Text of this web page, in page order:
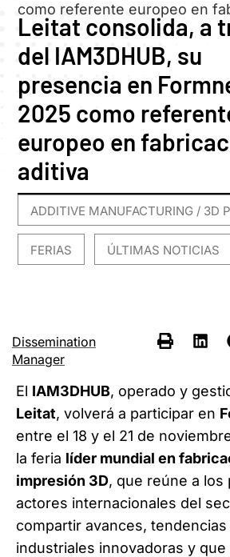
como referente europeo en
Leitat consolida, a
del IAM3DHUB, su
presencia en
2025 como
europeo en
aditiva
ADDITIVE MANUFACTURING / 3D
FERIAS ÚLTIMAS NOTICIAS
Dissemination
Manager
El IAM3DHUB, operado y
Leitat, volverá a participar en
entre el 18 y el 21 de
la feria líder mundial en
impresión 3D, que reúne a los
actores internacionales del
compartir avances,
industriales innovadoras y